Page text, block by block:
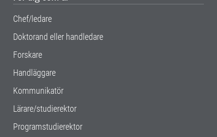
Chef/ledare
Doktorand eller handledare
Forskare
Handläggare
Kommunikatör
Lärare/studierektor
Programstudierektor